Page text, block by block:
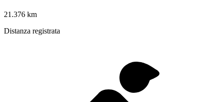
21.376 km
Distanza registrata